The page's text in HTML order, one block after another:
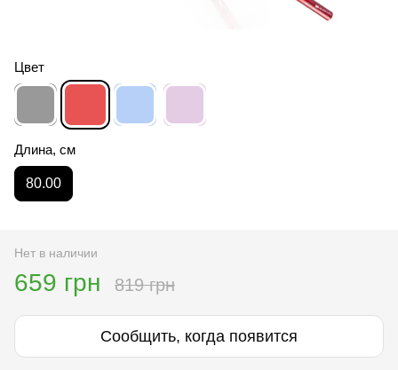
Цвет
Длина, см
80.00
Нет в наличии
659 грн 819 грн
Сообщить, когда появится